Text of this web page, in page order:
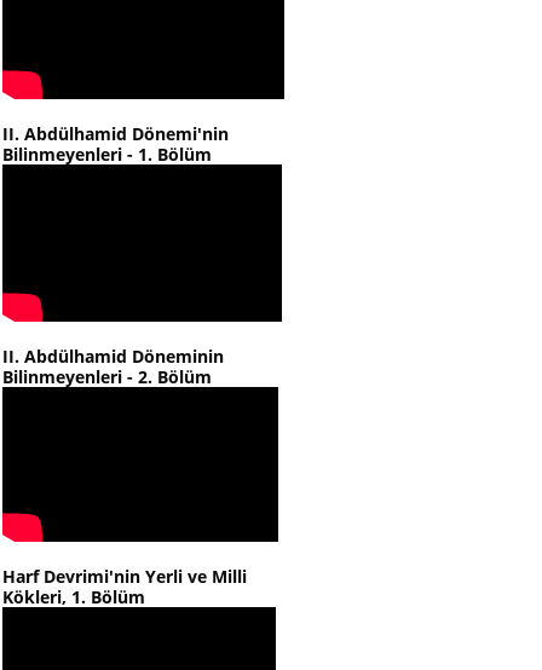
II. Abdülhamid Dönemi'nin
Bilinmeyenleri - 1. Bölüm
II. Abdülhamid Döneminin
Bilinmeyenleri - 2. Bölüm
Harf Devrimi'nin Yerli ve Milli
Kökleri, 1. Bölüm